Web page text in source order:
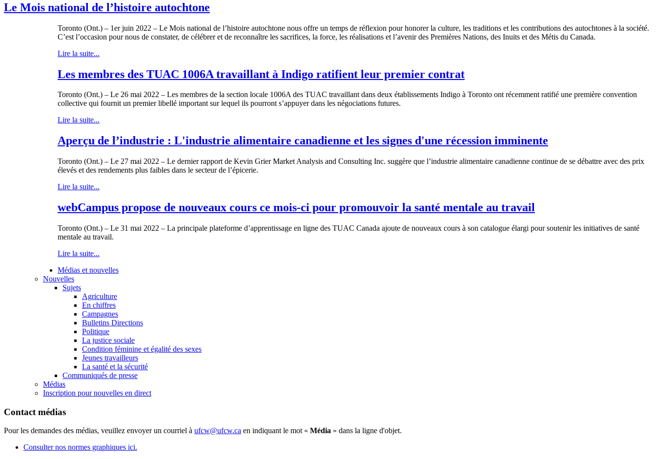
Le Mois national de l’histoire autochtone
Toronto (Ont.) – 1er juin 2022 – Le Mois national de l’histoire autochtone nous offre un temps de réflexion pour honorer la culture, les traditions et les contributions des autochtones à la société.
C’est l’occasion pour nous de constater, de célébrer et de reconnaître les sacrifices, la force, les réalisations et l’avenir des Premières Nations, des Inuits et des Métis du Canada.
Lire la suite...
Les membres des TUAC 1006A travaillant à Indigo ratifient leur premier contrat
Toronto (Ont.) – Le 26 mai 2022 – Les membres de la section locale 1006A des TUAC travaillant dans deux établissements Indigo à Toronto ont récemment ratifié une première convention
collective qui fournit un premier libellé important sur lequel ils pourront s’appuyer dans les négociations futures.
Lire la suite...
Aperçu de l’industrie : L'industrie alimentaire canadienne et les signes d'une récession imminente
Toronto (Ont.) – Le 27 mai 2022 – Le dernier rapport de Kevin Grier Market Analysis and Consulting Inc. suggère que l’industrie alimentaire canadienne continue de se débattre avec des prix
élevés et des rendements plus faibles dans le secteur de l’épicerie.
Lire la suite...
webCampus propose de nouveaux cours ce mois-ci pour promouvoir la santé mentale au travail
Toronto (Ont.) – Le 31 mai 2022 – La principale plateforme d’apprentissage en ligne des TUAC Canada ajoute de nouveaux cours à son catalogue élargi pour soutenir les initiatives de santé
mentale au travail.
Lire la suite...
Médias et nouvelles
Nouvelles
Sujets
Agriculture
En chiffres
Campagnes
Bulletins Directions
Politique
La justice sociale
Condition féminine et égalité des sexes
Jeunes travailleurs
La santé et la sécurité
Communiqués de presse
Médias
Inscription pour nouvelles en direct
Contact médias
Pour les demandes des médias, veuillez envoyer un courriel à ufcw@ufcw.ca en indiquant le mot « Média » dans la ligne d'objet.
Consulter nos normes graphiques ici.